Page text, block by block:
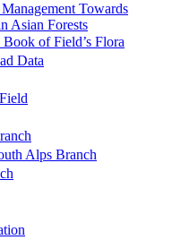
Towards
Asian Forests
of Field’s Flora
Data
Alps Branch